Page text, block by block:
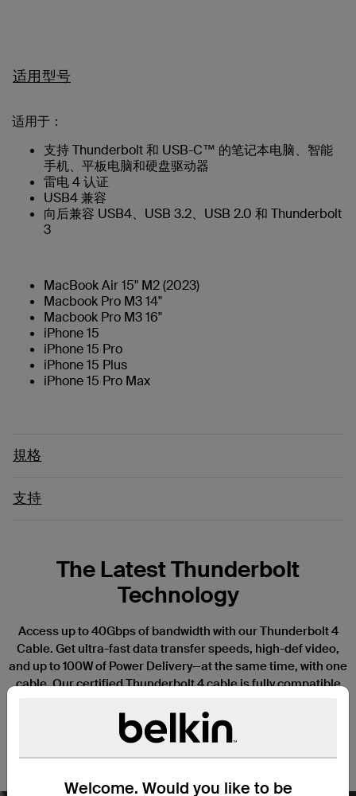
Welcome. Would you like to be
适用型号
适用于：
支持 Thunderbolt 和 USB-C™ 的笔记本电脑、智能
手机、平板电脑和硬盘驱动器
雷电 4 认证
USB4 兼容
向后兼容 USB4、USB 3.2、USB 2.0 和 Thunderbolt
3
MacBook Air 15" M2 (2023)
Macbook Pro M3 14"
Macbook Pro M3 16"
iPhone 15
iPhone 15 Pro
iPhone 15 Plus
iPhone 15 Pro Max
規格
支持
The Latest Thunderbolt
Technology
Access up to 40Gbps of bandwidth with our Thunderbolt 4
Cable. Get ultra-fast data transfer speeds, high-def video,
and up to 100W of Power Delivery—at the same time, with one
cable. Our certified Thunderbolt 4 cable is fully compatible
top-tier connectivity in a full-featured cable that’s 1-meter
long. A 2M / 6.6-foot active Thunderbolt 4 Cable also
available.